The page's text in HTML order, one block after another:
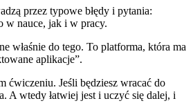
przez typowe błędy i pytania:
w nauce, jak i w pracy.
właśnie do tego. To platforma, która ma
aplikacje”.
ćwiczeniu. Jeśli będziesz wracać do
A wtedy łatwiej jest i uczyć się dalej, i